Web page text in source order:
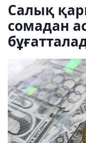
Салық
сомадан